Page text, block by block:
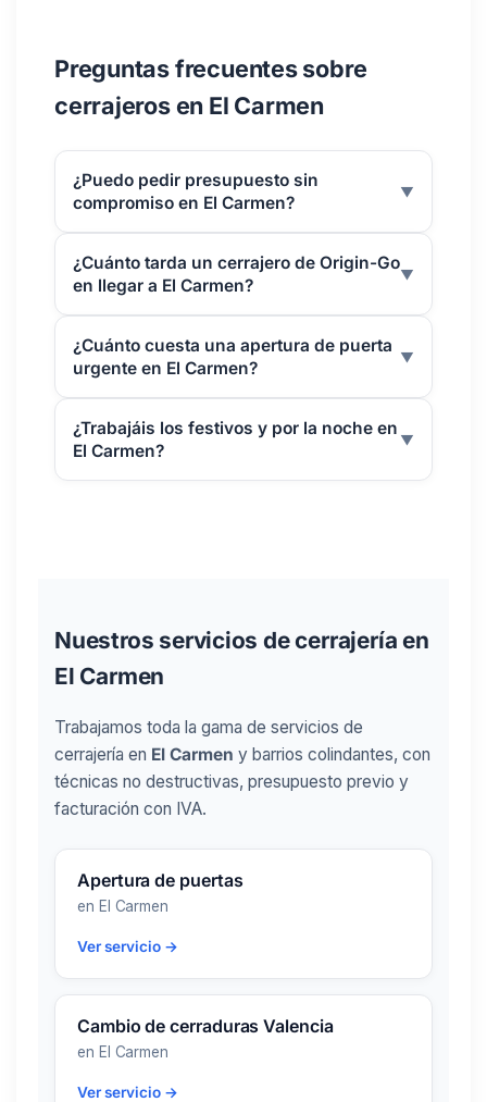
Preguntas frecuentes sobre
cerrajeros en El Carmen
¿Puedo pedir presupuesto sin
compromiso en El Carmen?
▼
¿Cuánto tarda un cerrajero de Origin-Go
en llegar a El Carmen?
▼
¿Cuánto cuesta una apertura de puerta
urgente en El Carmen?
▼
¿Trabajáis los festivos y por la noche en
El Carmen?
▼
Nuestros servicios de cerrajería en
El Carmen
Trabajamos toda la gama de servicios de
cerrajería en El Carmen y barrios colindantes, con
técnicas no destructivas, presupuesto previo y
facturación con IVA.
Apertura de puertas
en El Carmen
Ver servicio →
Cambio de cerraduras Valencia
en El Carmen
Ver servicio →